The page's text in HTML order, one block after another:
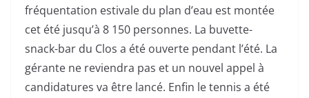
fréquentation estivale du plan d’eau est montée
cet été jusqu’à 8 150 personnes. La buvette-
snack-bar du Clos a été ouverte pendant l’été. La
gérante ne reviendra pas et un nouvel appel à
candidatures va être lancé. Enfin le tennis a été